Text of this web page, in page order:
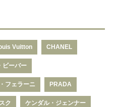
Vuitton CHANEL
ビーバー
フェラーニ PRADA
ク ケンダル・ジェンナー